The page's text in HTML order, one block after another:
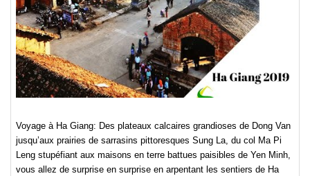
Voyage à Ha Giang: Des plateaux calcaires grandioses de Dong Van
jusqu’aux prairies de sarrasins pittoresques Sung La, du col Ma Pi
Leng stupéfiant aux maisons en terre battues paisibles de Yen Minh,
vous allez de surprise en surprise en arpentant les sentiers de Ha